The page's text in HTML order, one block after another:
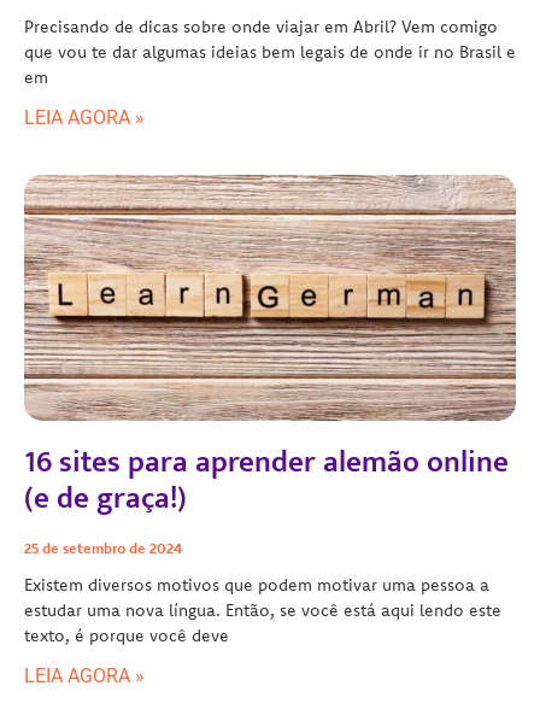
Precisando de dicas sobre onde viajar em Abril? Vem comigo
que vou te dar algumas ideias bem legais de onde ir no Brasil e
em
LEIA AGORA »
16 sites para aprender alemão online
(e de graça!)
25 de setembro de 2024
Existem diversos motivos que podem motivar uma pessoa a
estudar uma nova língua. Então, se você está aqui lendo este
texto, é porque você deve
LEIA AGORA »